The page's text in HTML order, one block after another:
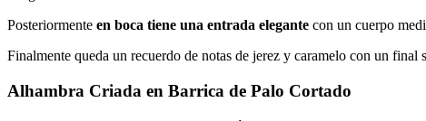
Posteriormente en boca tiene una entrada elegante con un cuerpo
Finalmente queda un recuerdo de notas de jerez y caramelo con un final
Alhambra Criada en Barrica de Palo Cortado